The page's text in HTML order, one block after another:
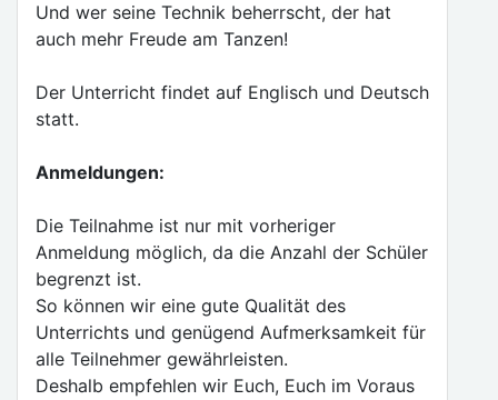
Und wer seine Technik beherrscht, der hat
auch mehr Freude am Tanzen!
Der Unterricht findet auf Englisch und Deutsch
statt.
Anmeldungen:
Die Teilnahme ist nur mit vorheriger
Anmeldung möglich, da die Anzahl der Schüler
begrenzt ist.
So können wir eine gute Qualität des
Unterrichts und genügend Aufmerksamkeit für
alle Teilnehmer gewährleisten.
Deshalb empfehlen wir Euch, Euch im Voraus